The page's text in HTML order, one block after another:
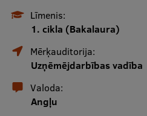
Par RSU
Studentu dzīve
Līmenis:
1. cikla (Bakalaura)
Mērķauditorija:
Uzņēmējdarbības vadība
Valoda:
Angļu